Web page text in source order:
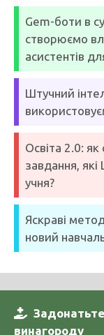
Gem-боти в
створюємо
асистентів
Штучний
Освіта 2.0:
завдання,
учня?
Яскраві
новий
винагороду